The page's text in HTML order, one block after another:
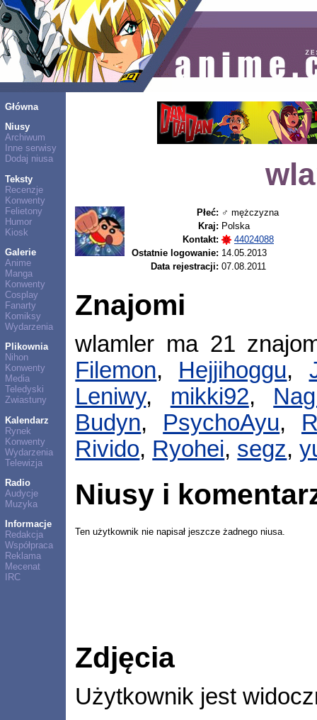
Główna
Niusy
Archiwum
Inne serwisy
Dodaj niusa
Teksty
Recenzje
Konwenty
Felietony
Humor
Kiosk
Galerie
Anime
Manga
Konwenty
Cosplay
Fanarty
Komiksy
Wydarzenia
Plikownia
Nihon
Konwenty
Media
Teledyski
Zwiastuny
Kalendarz
Rynek
Konwenty
Wydarzenia
Telewizja
Radio
Audycje
Muzyka
Informacje
Redakcja
Współpraca
Reklama
Mecenat
IRC
Płeć: ♂ mężczyzna
Kraj: Polska
Kontakt:
44024088
Ostatnie logowanie: 14.05.2013
Data rejestracji: 07.08.2011
Znajomi
wlamler ma 21
Filemon, Hejjihoggu,
Leniwy, mikki92,
Budyn, PsychoAyu,
Rivido, Ryohei, segz,
Niusy i
Ten użytkownik nie napisał jeszcze żadnego niusa.
Zdjęcia
Użytkownik jest